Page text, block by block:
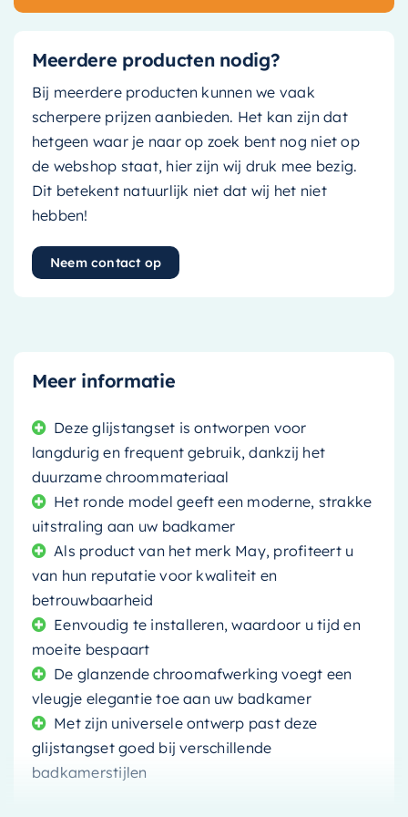
Meerdere producten nodig?
Bij meerdere producten kunnen we vaak
scherpere prijzen aanbieden. Het kan zijn dat
hetgeen waar je naar op zoek bent nog niet op
de webshop staat, hier zijn wij druk mee bezig.
Dit betekent natuurlijk niet dat wij het niet
hebben!
Neem contact op
Meer informatie
Deze glijstangset is ontworpen voor
langdurig en frequent gebruik, dankzij het
duurzame chroommateriaal
Het ronde model geeft een moderne, strakke
uitstraling aan uw badkamer
Als product van het merk May, profiteert u
van hun reputatie voor kwaliteit en
betrouwbaarheid
Eenvoudig te installeren, waardoor u tijd en
moeite bespaart
De glanzende chroomafwerking voegt een
vleugje elegantie toe aan uw badkamer
Met zijn universele ontwerp past deze
glijstangset goed bij verschillende
badkamerstijlen